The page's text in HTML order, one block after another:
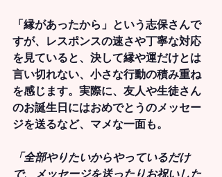
「縁があったから」という志保さんで
すが、レスポンスの速さや丁寧な対応
を見ていると、決して縁や運だけとは
言い切れない、小さな行動の積み重ね
を感じます。実際に、友人や生徒さん
のお誕生日にはおめでとうのメッセー
ジを送るなど、マメな一面も。
「全部やりたいからやっているだけ
で、メッセージを送ったりお祝いした